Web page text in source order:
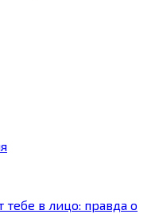
в лицо: правда о